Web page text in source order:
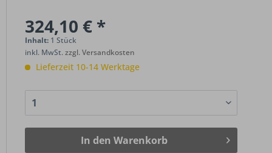
324,10 € *
Inhalt: 1 Stück
inkl. MwSt.zzgl. Versandkosten
Lieferzeit 10-14 Werktage
In den Warenkorb